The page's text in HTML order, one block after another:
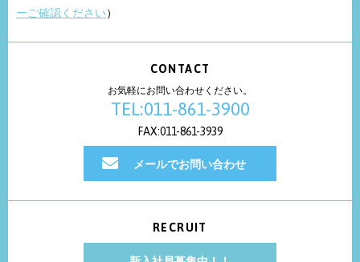
ーご確認ください）
CONTACT
お気軽にお問い合わせください。
TEL:011-861-3900
FAX:011-861-3939
メールでお問い合わせ
RECRUIT